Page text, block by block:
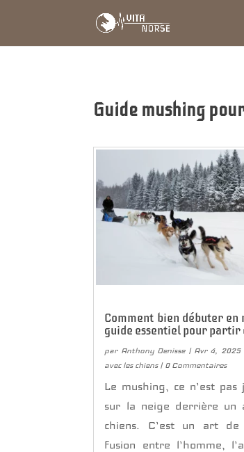
Guide mushing
Comment bien débuter en
guide essentiel pour partir
par Anthony Denisse| Avr 4, 2025
avec les chiens| 0 Commentaires
Le mushing, ce n’est pas
sur la neige derrière un
chiens. C’est un art de
fusion entre l’homme,